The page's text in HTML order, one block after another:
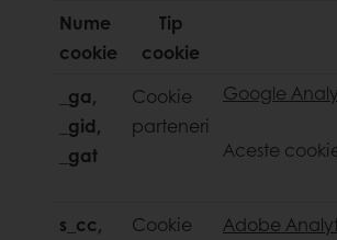
Nume
cookie
Tip
cookie
_ga,
_gid,
_gat
Cookie
parteneri
Google
Aceste
s_cc,
Cookie
Adobe